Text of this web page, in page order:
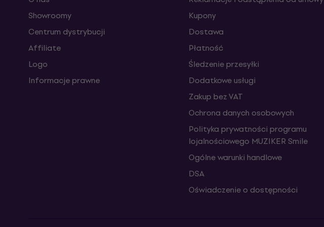
Showroomy
Centrum dystrybucji
Affiliate
Logo
Informacje prawne
Kupony
Dostawa
Płatność
Śledzenie przesyłki
Dodatkowe usługi
Zakup bez VAT
Ochrona danych osobowych
Polityka prywatności programu
lojalnościowego MUZIKER Smile
Ogólne warunki handlowe
DSA
Oświadczenie o dostępności